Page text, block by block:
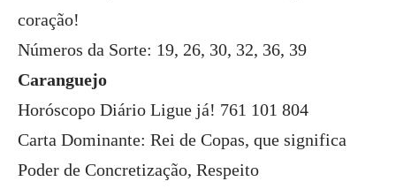
coração!
Números da Sorte: 19, 26, 30, 32, 36, 39
Caranguejo
Horóscopo Diário Ligue já! 761 101 804
Carta Dominante: Rei de Copas, que significa
Poder de Concretização, Respeito